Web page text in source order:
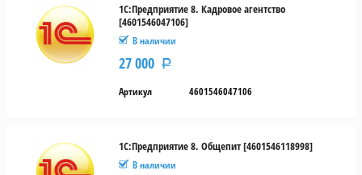
1С:Предприятие 8. Кадровое агентство
[4601546047106]
В наличии
27 000 Р
Артикул 4601546047106
1С:Предприятие 8. Общепит [4601546118998]
В наличии